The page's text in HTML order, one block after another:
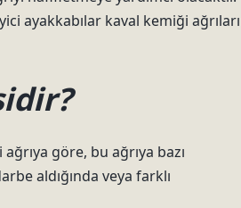
ayakkabılar kaval kemiği ağrıları
göre, bu ağrıya bazı
aldığında veya farklı